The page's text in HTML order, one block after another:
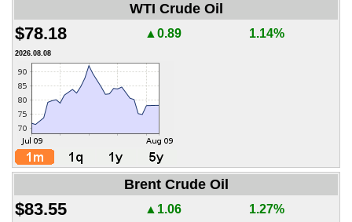
WTI Crude Oil
$78.18 ▲0.89 1.14%
2026.08.08
Brent Crude Oil
$83.55 ▲1.06 1.27%